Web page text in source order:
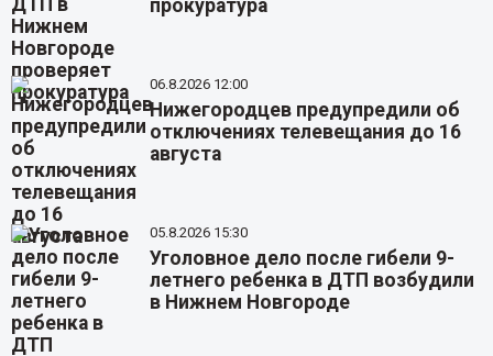
прокуратура
06.8.2026 12:00
Нижегородцев предупредили об
отключениях телевещания до 16
августа
05.8.2026 15:30
Уголовное дело после гибели 9-
летнего ребенка в ДТП возбудили
в Нижнем Новгороде